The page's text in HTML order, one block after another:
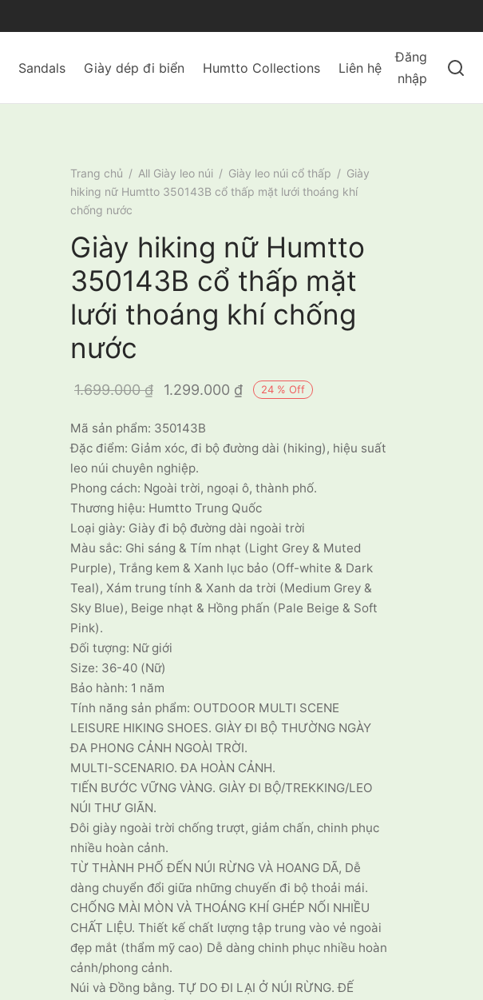
Sandals Giày dép đi biển Humtto Collections Liên hệ
Đăng
nhập
Trang chủ / All Giày leo núi / Giày leo núi cổ thấp / Giày
hiking nữ Humtto 350143B cổ thấp mặt lưới thoáng khí
chống nước
Giày hiking nữ Humtto
350143B cổ thấp mặt
lưới thoáng khí chống
nước
24 % Off
1.699.000₫
Giá gốc là:
1.299.000 ₫ Giá hiện tại
Mã sản phẩm: 350143B
Đặc điểm: Giảm xóc, đi bộ đường dài (hiking), hiệu suất
leo núi chuyên nghiệp.
Phong cách: Ngoài trời, ngoại ô, thành phố.
Thương hiệu: Humtto Trung Quốc
Loại giày: Giày đi bộ đường dài ngoài trời
Màu sắc: Ghi sáng & Tím nhạt (Light Grey & Muted
Purple), Trắng kem & Xanh lục bảo (Off-white & Dark
Teal), Xám trung tính & Xanh da trời (Medium Grey &
Sky Blue), Beige nhạt & Hồng phấn (Pale Beige & Soft
Pink).
Đối tượng: Nữ giới
Size: 36-40 (Nữ)
Bảo hành: 1 năm
Tính năng sản phẩm: OUTDOOR MULTI SCENE
LEISURE HIKING SHOES. GIÀY ĐI BỘ THƯỜNG NGÀY
ĐA PHONG CẢNH NGOÀI TRỜI.
MULTI-SCENARIO. ĐA HOÀN CẢNH.
TIẾN BƯỚC VỮNG VÀNG. GIÀY ĐI BỘ/TREKKING/LEO
NÚI THƯ GIÃN.
Đôi giày ngoài trời chống trượt, giảm chấn, chinh phục
nhiều hoàn cảnh.
TỪ THÀNH PHỐ ĐẾN NÚI RỪNG VÀ HOANG DÃ, Dễ
dàng chuyển đổi giữa những chuyến đi bộ thoải mái.
CHỐNG MÀI MÒN VÀ THOÁNG KHÍ GHÉP NỐI NHIỀU
CHẤT LIỆU. Thiết kế chất lượng tập trung vào vẻ ngoài
đẹp mắt (thẩm mỹ cao) Dễ dàng chinh phục nhiều hoàn
cảnh/phong cảnh.
Núi và Đồng bằng. TỰ DO ĐI LẠI Ở NÚI RỪNG. ĐẾ